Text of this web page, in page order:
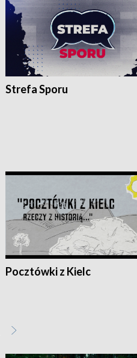
Strefa Sporu
Pocztówki z Kielc